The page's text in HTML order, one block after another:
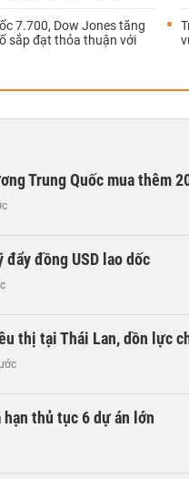
7.700, Dow Jones tăng
sắp đạt thỏa thuận với
Trung Quốc mua thêm
đẩy đồng USD lao dốc
thị tại Thái Lan, dồn lực
thủ tục 6 dự án lớn